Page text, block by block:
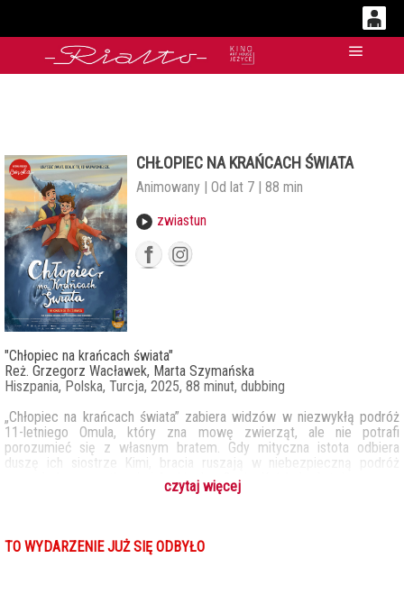
0,00
14 53 CHŁOPIEC NA KRAŃCACH ŚWIATA
Animowany | Od lat 7 | 88 min
zwiastun
"Chłopiec na krańcach świata"
Reż. Grzegorz Wacławek, Marta Szymańska
Hiszpania, Polska, Turcja, 2025, 88 minut, dubbing
„Chłopiec na krańcach świata” zabiera widzów w niezwykłą podróż
11-letniego Omula, który zna mowę zwierząt, ale nie potrafi
porozumieć się z własnym bratem. Gdy mityczna istota odbiera
duszę ich siostrze Kimi, bracia ruszają w niebezpieczną podróż
przez lodowe pustkowia i Archipelag Ognia. Każdy krok tej wyprawy
to walka nie tylko z magią i potworami, ale też z własnymi emocjami.
odpowiedzialności za otaczający świat. Ważnym elementem historii
jest natura, przedstawiona jako żywy, pełen tajemnic organizm,
czytaj więcej
TO WYDARZENIE JUŻ SIĘ ODBYŁO